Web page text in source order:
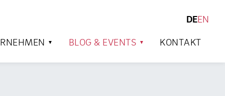
DEEN
BLOG & EVENTS KONTAKT